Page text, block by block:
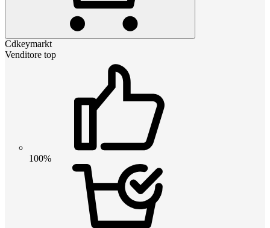
Cdkeymarkt
Venditore top
100%